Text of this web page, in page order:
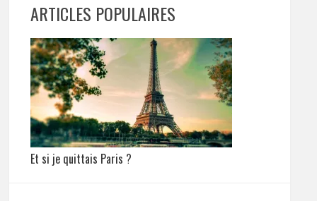
ARTICLES POPULAIRES
Et si je quittais Paris ?